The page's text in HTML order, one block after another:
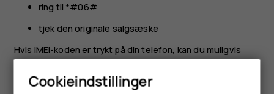
ring til *#06#
tjek den originale salgsæske
Hvis IMEI-koden er trykt på din telefon, kan du muligvis
telefon har et aftageligt cover.
Cookieindstillinger